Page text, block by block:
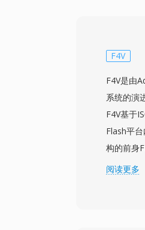
F4V
F4V是由
系统的演
F4V基于
Flash平
构的前身
其与其他
阅读更多